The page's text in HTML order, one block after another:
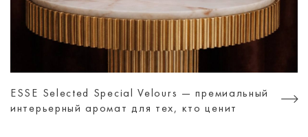
ESSE Selected Special Velours — премиальный
интерьерный аромат для тех, кто ценит